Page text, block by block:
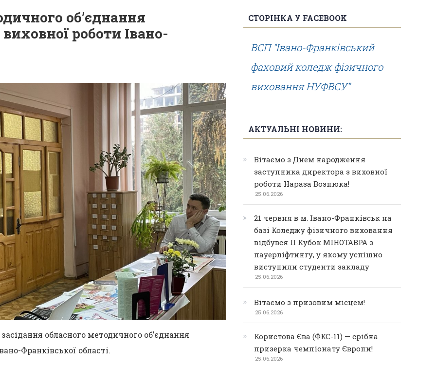
об’єднання
роботи Івано-
обласного методичного об’єднання
Франківської області.
СТОРІНКА У FACEBOOK
ВСП “Івано-Франківський
фаховий коледж фізичного
виховання НУФВСУ”
АКТУАЛЬНІ НОВИНИ:
Вітаємо з Днем народження
заступника директора з виховної
роботи Нараза Вознюка!
25.06.2026
21 червня в м. Івано-Франківськ на
базі Коледжу фізичного виховання
відбувся ІІ Кубок МІНОТАВРА з
пауерліфтингу, у якому успішно
виступили студенти закладу
25.06.2026
Вітаємо з призовим місцем!
25.06.2026
Користова Єва (ФКС-11) — срібна
призерка чемпіонату Європи!
25.06.2026